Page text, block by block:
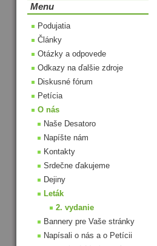
Menu
Podujatia
Články
Otázky a odpovede
Odkazy na ďalšie zdroje
Diskusné fórum
Petícia
O nás
Naše Desatoro
Napíšte nám
Kontakty
Srdečne ďakujeme
Dejiny
Leták
2. vydanie
Bannery pre Vaše stránky
Napísali o nás a o Petícii